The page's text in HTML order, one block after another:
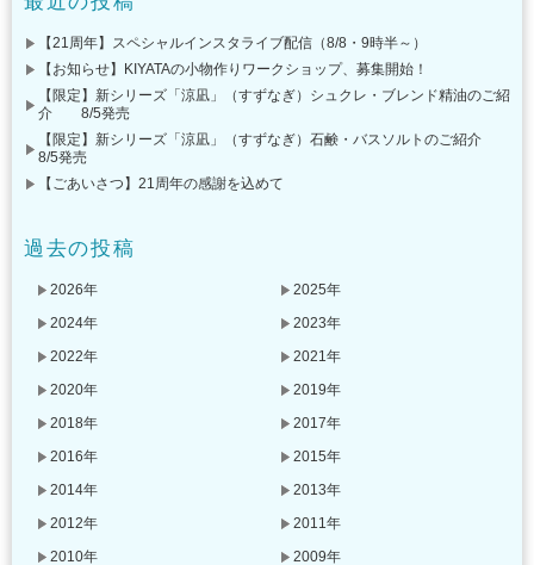
【21周年】スペシャルインスタライブ配信（8/8・9時半～）
【お知らせ】KIYATAの小物作りワークショップ、募集開始！
【限定】新シリーズ「涼凪」（すずなぎ）シュクレ・ブレンド精油のご紹
介 8/5発売
【限定】新シリーズ「涼凪」（すずなぎ）石鹸・バスソルトのご紹介
8/5発売
【ごあいさつ】21周年の感謝を込めて
過去の投稿
2026年
2025年
2024年
2023年
2022年
2021年
2020年
2019年
2018年
2017年
2016年
2015年
2014年
2013年
2012年
2011年
2010年
2009年